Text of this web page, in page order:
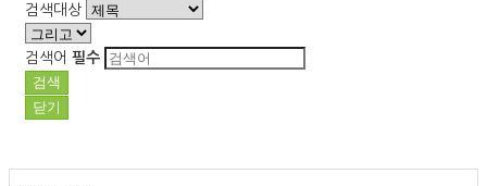
검색대상
검색어 필수
검색
닫기